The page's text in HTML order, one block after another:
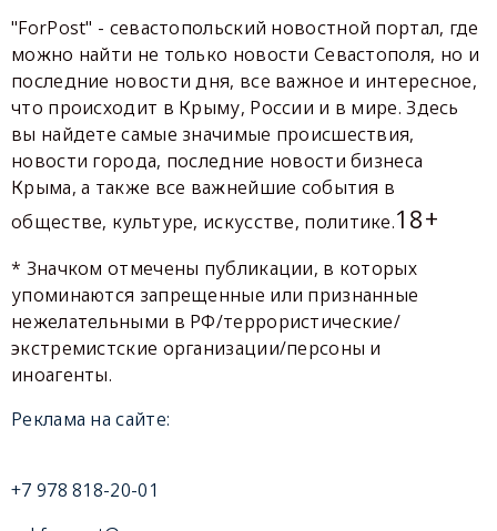
"ForPost" - севастопольский новостной портал, где
можно найти не только новости Севастополя, но и
последние новости дня, все важное и интересное,
что происходит в Крыму, России и в мире. Здесь
вы найдете самые значимые происшествия,
новости города, последние новости бизнеса
Крыма, а также все важнейшие события в
обществе, культуре, искусстве, политике.18+
* Значком отмечены публикации, в которых
упоминаются запрещенные или признанные
нежелательными в РФ/террористические/
экстремистские организации/персоны и
иноагенты.
Реклама на сайте:
+7 978 818-20-01